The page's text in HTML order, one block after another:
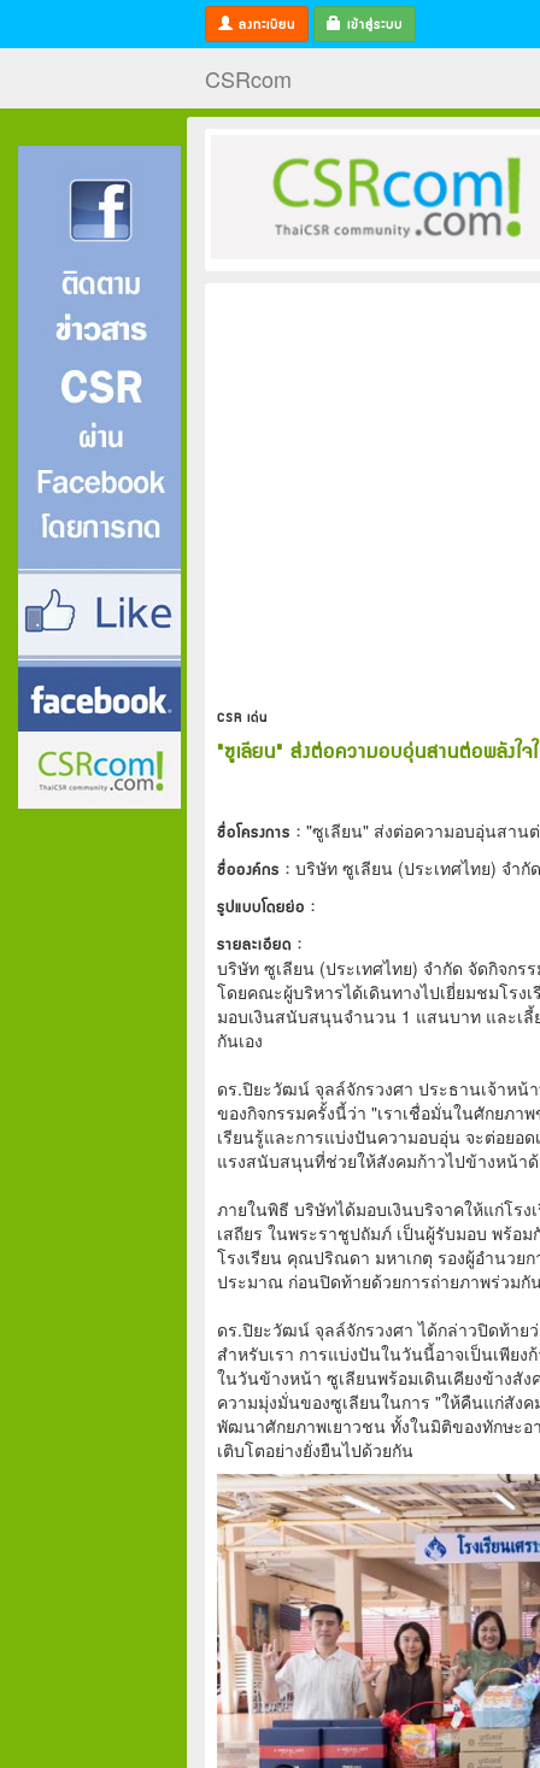
ลงทะเบียน เข้าสู่ระบบ
CSRcom
CSR เด่น
"ซูเลียน" ส่งต่อความอบอุ่นสานต่อพลังใจ
ชื่อโครงการ : "ซูเลียน" ส่งต่อความอบอุ่นสานต่
ชื่อองค์กร : บริษัท ซูเลียน (ประเทศไทย) จำกัด
รูปแบบโดยย่อ :
รายละเอียด :
บริษัท ซูเลียน (ประเทศไทย) จำกัด จัดกิจกร
โดยคณะผู้บริหารได้เดินทางไปเยี่ยมชมโร
มอบเงินสนับสนุนจำนวน 1 แสนบาท และเ
กันเอง
ดร.ปิยะวัฒน์ จุลล์จักรวงศา ประธานเจ้าหน้
ของกิจกรรมครั้งนี้ว่า "เราเชื่อมั่นในศักยภ
เรียนรู้และการแบ่งปันความอบอุ่น จะต่อยอ
แรงสนับสนุนที่ช่วยให้สังคมก้าวไปข้างหน้า
ภายในพิธี บริษัทได้มอบเงินบริจาคให้แก่โร
เสถียร ในพระราชูปถัมภ์ เป็นผู้รับมอบ พร้
โรงเรียน คุณปริณดา มหาเกตุ รองผู้อำนวย
ประมาณ ก่อนปิดท้ายด้วยการถ่ายภาพร่วมกั
ดร.ปิยะวัฒน์ จุลล์จักรวงศา ได้กล่าวปิดท้าย
สำหรับเรา การแบ่งปันในวันนี้อาจเป็นเพีย
ในวันข้างหน้า ซูเลียนพร้อมเดินเคียงข้างสั
ความมุ่งมั่นของซูเลียนในการ "ให้คืนแก่สัง
พัฒนาศักยภาพเยาวชน ทั้งในมิติของทักษะ
เติบโตอย่างยั่งยืนไปด้วยกัน